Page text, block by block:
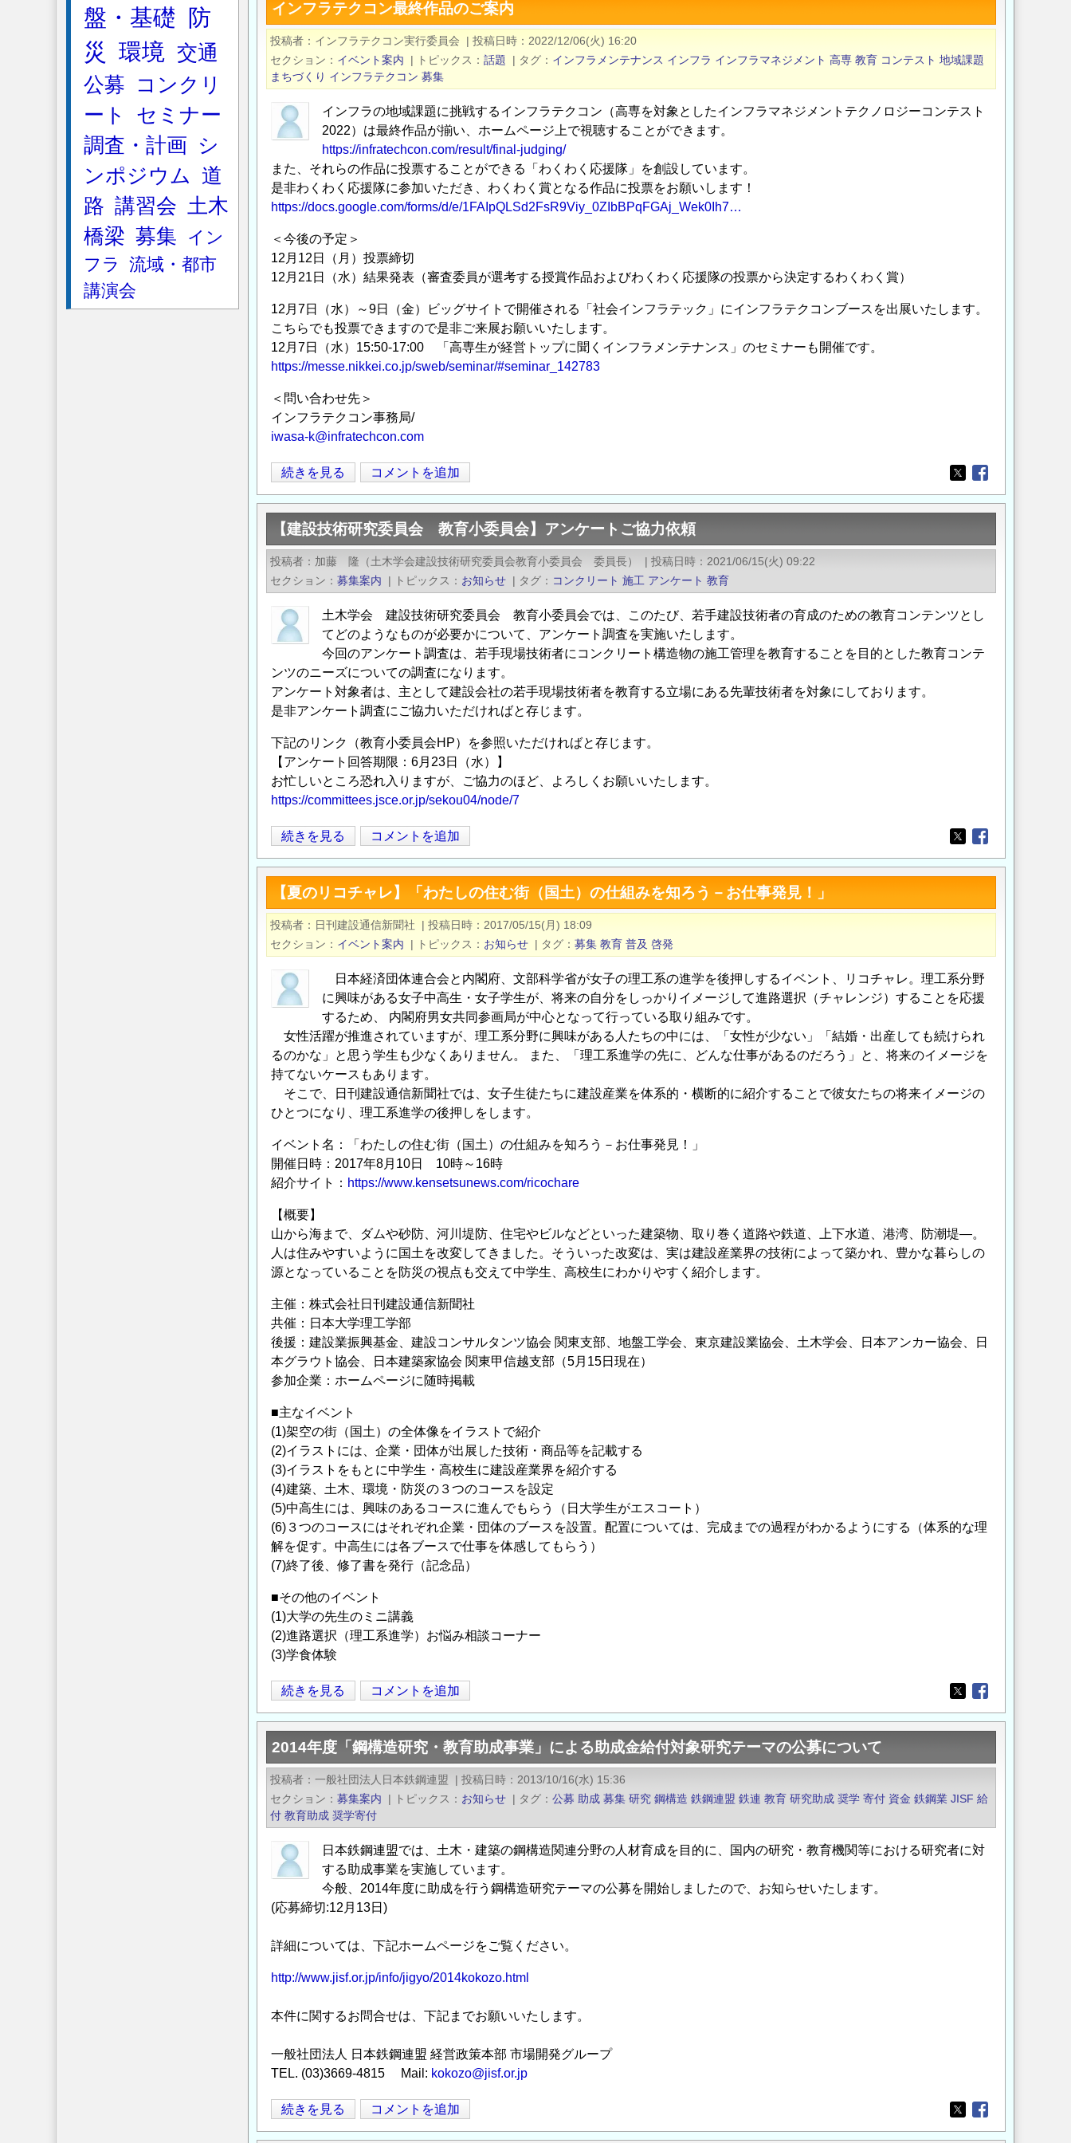
ラ
テ
コ
ン
最
終
査
結
果
の
発
表
インフラテクコン最終作品のご案内
投稿者 インフラテクコン実行委員会 | 投稿日時
2022/12/06(火) 16:20
セクション
イベント案内 | トピックス 話題 | タグ インフラメンテナンス インフラ インフラマネジメント 高専 教育 コンテスト 地域課題
まちづくり インフラテクコン 募集
インフラの地域課題に挑戦するインフラテクコン（高専を対象としたインフラマネジメントテクノロジーコンテスト
2022）は最終作品が揃い、ホームページ上で視聴することができます。
https://infratechcon.com/result/final-judging/
また、それらの作品に投票することができる「わくわく応援隊」を創設しています。
是非わくわく応援隊に参加いただき、わくわく賞となる作品に投票をお願いします！
https://docs.google.com/forms/d/e/1FAIpQLSd2FsR9Viy_0ZIbBPqFGAj_Wek0Ih7…
＜今後の予定＞
12月12日（月）投票締切
12月21日（水）結果発表（審査委員が選考する授賞作品およびわくわく応援隊の投票から決定するわくわく賞）
12月7日（水）～9日（金）ビッグサイトで開催される「社会インフラテック」にインフラテクコンブースを出展いたします。
こちらでも投票できますので是非ご来展お願いいたします。
12月7日（水）15:50-17:00 「高専生が経営トップに聞くインフラメンテナンス」のセミナーも開催です。
https://messe.nikkei.co.jp/sweb/seminar/#seminar_142783
＜問い合わせ先＞
インフラテクコン事務局/
iwasa-k@infratechcon.com
イ
ン
フ
ラ
テ
コ
ン
最
作
品
の
案
内
の
続きを見る コメントを追加
Opens in a new
Opens in a new
【建設技術研究委員会 教育小委員会】アンケートご協力依頼
投稿者 加藤 隆（土木学会建設技術研究委員会教育小委員会 委員長） | 投稿日時
2021/06/15(火) 09:22
セクション
募集案内 | トピックス お知らせ | タグ コンクリート 施工 アンケート 教育
土木学会 建設技術研究委員会 教育小委員会では、このたび、若手建設技術者の育成のための教育コンテンツとし
てどのようなものが必要かについて、アンケート調査を実施いたします。
今回のアンケート調査は、若手現場技術者にコンクリート構造物の施工管理を教育することを目的とした教育コンテ
ンツのニーズについての調査になります。
アンケート対象者は、主として建設会社の若手現場技術者を教育する立場にある先輩技術者を対象にしております。
是非アンケート調査にご協力いただければと存じます。
下記のリンク（教育小委員会HP）を参照いただければと存じます。
【アンケート回答期限：6月23日（水）】
お忙しいところ恐れ入りますが、ご協力のほど、よろしくお願いいたします。
https://committees.jsce.or.jp/sekou04/node/7
【建
設
技
術
研
委
員
会
育
小
委
員
会】
ン
ケ
ト
ご
協
力
頼
の
続きを見る コメントを追加
Opens in a new
Opens in a new
【夏のリコチャレ】「わたしの住む街（国土）の仕組みを知ろう－お仕事発見！」
投稿者 日刊建設通信新聞社 | 投稿日時
2017/05/15(月) 18:09
セクション
イベント案内 | トピックス お知らせ | タグ 募集 教育 普及 啓発
日本経済団体連合会と内閣府、文部科学省が女子の理工系の進学を後押しするイベント、リコチャレ。理工系分野
に興味がある女子中高生・女子学生が、将来の自分をしっかりイメージして進路選択（チャレンジ）することを応援
するため、 内閣府男女共同参画局が中心となって行っている取り組みです。
女性活躍が推進されていますが、理工系分野に興味がある人たちの中には、「女性が少ない」「結婚・出産しても続けられ
るのかな」と思う学生も少なくありません。 また、「理工系進学の先に、どんな仕事があるのだろう」と、将来のイメージを
持てないケースもあります。
そこで、日刊建設通信新聞社では、女子生徒たちに建設産業を体系的・横断的に紹介することで彼女たちの将来イメージの
ひとつになり、理工系進学の後押しをします。
イベント名：「わたしの住む街（国土）の仕組みを知ろう－お仕事発見！」
開催日時：2017年8月10日 10時～16時
紹介サイト： https://www.kensetsunews.com/ricochare
【概要】
山から海まで、ダムや砂防、河川堤防、住宅やビルなどといった建築物、取り巻く道路や鉄道、上下水道、港湾、防潮堤―。
人は住みやすいように国土を改変してきました。そういった改変は、実は建設産業界の技術によって築かれ、豊かな暮らしの
源となっていることを防災の視点も交えて中学生、高校生にわかりやすく紹介します。
主催：株式会社日刊建設通信新聞社
共催：日本大学理工学部
後援：建設業振興基金、建設コンサルタンツ協会 関東支部、地盤工学会、東京建設業協会、土木学会、日本アンカー協会、日
本グラウト協会、日本建築家協会 関東甲信越支部（5月15日現在）
参加企業：ホームページに随時掲載
■主なイベント
(1)架空の街（国土）の全体像をイラストで紹介
(2)イラストには、企業・団体が出展した技術・商品等を記載する
(3)イラストをもとに中学生・高校生に建設産業界を紹介する
(4)建築、土木、環境・防災の３つのコースを設定
(5)中高生には、興味のあるコースに進んでもらう（日大学生がエスコート）
(6)３つのコースにはそれぞれ企業・団体のブースを設置。配置については、完成までの過程がわかるようにする（体系的な理
解を促す。中高生には各ブースで仕事を体感してもらう）
(7)終了後、修了書を発行（記念品）
■その他のイベント
(1)大学の先生のミニ講義
(2)進路選択（理工系進学）お悩み相談コーナー
(3)学食体験
【夏
の
リ
コ
チ
レ】
「わ
た
し
住
街
（国
の
組
み
知
ろ
続きを見る コメントを追加
Opens in a new
Opens in a new
2014年度「鋼構造研究・教育助成事業」による助成金給付対象研究テーマの公募について
投稿者 一般社団法人日本鉄鋼連盟 | 投稿日時
2013/10/16(水) 15:36
セクション
募集案内 | トピックス お知らせ | タグ 公募 助成 募集 研究 鋼構造 鉄鋼連盟 鉄連 教育 研究助成 奨学 寄付 資金 鉄鋼業 JISF 給
付 教育助成 奨学寄付
日本鉄鋼連盟では、土木・建築の鋼構造関連分野の人材育成を目的に、国内の研究・教育機関等における研究者に対
する助成事業を実施しています。
今般、2014年度に助成を行う鋼構造研究テーマの公募を開始しましたので、お知らせいたします。
(応募締切:12月13日)
詳細については、下記ホームページをご覧ください。
http://www.jisf.or.jp/info/jigyo/2014kokozo.html
本件に関するお問合せは、下記までお願いいたします。
一般社団法人 日本鉄鋼連盟 経営政策本部 市場開発グループ
TEL. (03)3669-4815 Mail: kokozo@jisf.or.jp
2014
年
続きを見る コメントを追加
Opens in a new
Opens in a new
盤・基礎
防
災
環境 交通
公募
コンクリ
ート
セミナー
調査・計画
シ
ンポジウム 道
路 講習会 土木
橋梁 募集
イン
フラ
流域・都市
講演会